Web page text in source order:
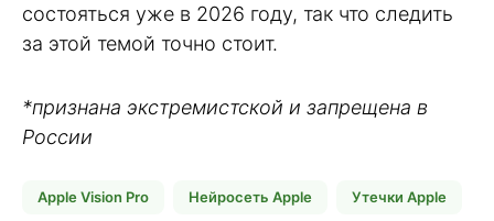
состояться уже в 2026 году, так что следить
за этой темой точно стоит.
*признана экстремистской и запрещена в
России
Apple Vision Pro Нейросеть Apple Утечки Apple